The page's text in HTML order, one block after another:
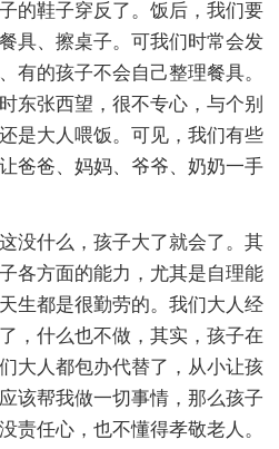
的鞋子穿反了。饭后，我们要
具、擦桌子。可我们时常会发
有的孩子不会自己整理餐具。
东张西望，很不专心，与个别
是大人喂饭。可见，我们有些
爸爸、妈妈、爷爷、奶奶一手
没什么，孩子大了就会了。其
各方面的能力，尤其是自理能
生都是很勤劳的。我们大人经
，什么也不做，其实，孩子在
大人都包办代替了，从小让孩
该帮我做一切事情，那么孩子
责任心，也不懂得孝敬老人。